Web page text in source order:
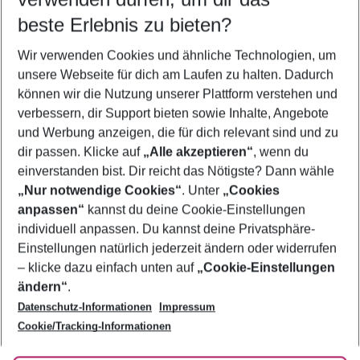
5-8 Nächte
2 Erwachsene Keine Kinder
Mehr Filter anzeigen
Footer
Footer navigation
Über uns
AGB
Bestpreisgarantie
Cookie-Einstellungen ändern
Cookie-Richtlinie
Agenturbetreuung
Barrierefreies Reisen
Folge uns
beste Erlebnis zu bieten?
Wir verwenden Cookies und ähnliche Technologien, um
unsere Webseite für dich am Laufen zu halten. Dadurch
können wir die Nutzung unserer Plattform verstehen und
verbessern, dir Support bieten sowie Inhalte, Angebote
und Werbung anzeigen, die für dich relevant sind und zu
dir passen. Klicke auf „Alle akzeptieren“, wenn du
einverstanden bist. Dir reicht das Nötigste? Dann wähle
„Nur notwendige Cookies“. Unter „Cookies
anpassen“ kannst du deine Cookie-Einstellungen
individuell anpassen. Du kannst deine Privatsphäre-
Einstellungen natürlich jederzeit ändern oder widerrufen
– klicke dazu einfach unten auf „Cookie-Einstellungen
ändern“.
Datenschutz-Informationen
Impressum
Cookie/Tracking-Informationen